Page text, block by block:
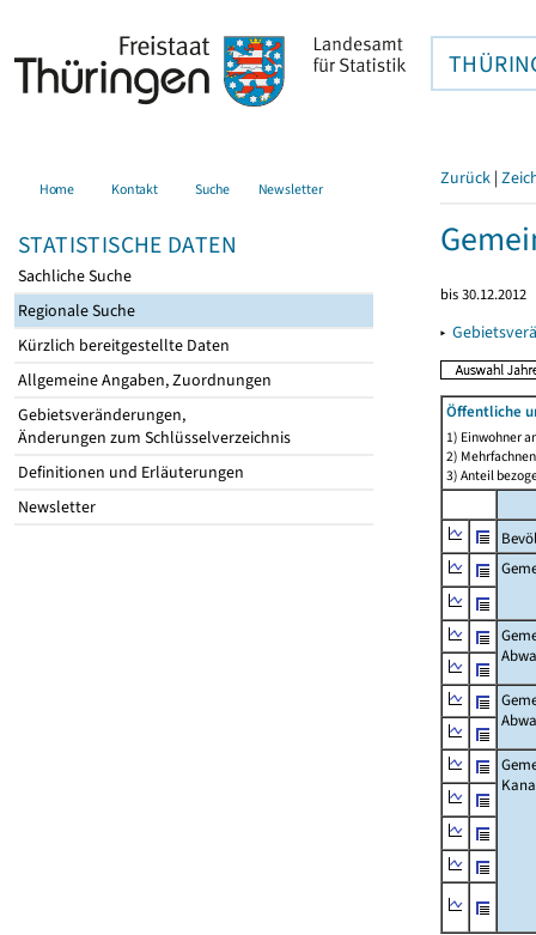
Home Kontakt Suche Newsletter
STATISTISCHE DATEN
Sachliche Suche
Regionale Suche
Kürzlich bereitgestellte Daten
Allgemeine Angaben, Zuordnungen
Gebietsveränderungen,
Änderungen zum Schlüsselverzeichnis
Definitionen und Erläuterungen
Newsletter
Zurück |
bis 30.12.2012
▸
Öffentliche
1) Einwohner
2)
3) Anteil